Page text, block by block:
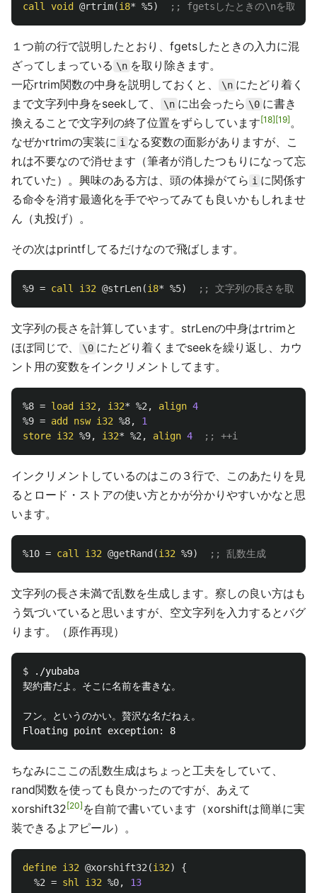
call void @rtrim(i8* %5) ;; fgetsしたときの\nを取り除
１つ前の行で説明したとおり、fgetsしたときの入力に混
ざってしまっている \n を取り除きます。
一応rtrim関数の中身を説明しておくと、
\n にたどり着く
まで文字列中身をseekして、
\n に出会ったら \0 に書き
換えることで文字列の終了位置をずらしています 18 19 。
なぜかrtrimの実装に i なる変数の面影がありますが、こ
れは不要なので消せます（筆者が消したつもりになって忘
れていた）。興味のある方は、頭の体操がてら i に関係す
る命令を消す最適化を手でやってみても良いかもしれませ
ん（丸投げ）。
その次はprintfしてるだけなので飛ばします。
%9 = call i32 @strLen(i8* %5) ;; 文字列の長さを取る
文字列の長さを計算しています。strLenの中身はrtrimと
ほぼ同じで、
\0 にたどり着くまでseekを繰り返し、カウ
ント用の変数をインクリメントしてます。
%8 = load i32 , i32* %2 , align 4
%9 = add nsw i32 %8,
1
store i32 %9, i32* %2 , align 4 ;; ++i
インクリメントしているのはこの３行で、このあたりを見
るとロード・ストアの使い方とかが分かりやすいかなと思
います。
%10 = call i32 @getRand (i32 %9) ;; 乱数生成
文字列の長さ未満で乱数を生成します。察しの良い方はも
う気づいていると思いますが、空文字列を入力するとバグ
ります。（原作再現）
$
./yubaba
契約書だよ。そこに名前を書きな。
フン。というのかい。贅沢な名だねぇ。
ちなみにここの乱数生成はちょっと工夫をしていて、
rand関数を使っても良かったのですが、あえて
xorshift32 20 を自前で書いています（xorshiftは簡単に実
装できるよアピール）。
define i32 @xorshift32 (i32)
{
%2 = shl i32 %0,
13